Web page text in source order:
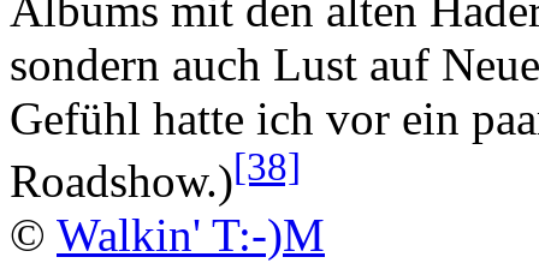
sondern auch Lust auf
Gefühl hatte ich vor ein
Roadshow.)[38]
© Walkin' T:-)M